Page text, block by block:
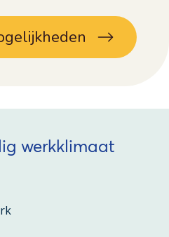
werkklimaat